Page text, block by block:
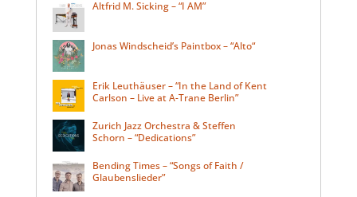
Altfrid M. Sicking – “I AM”
Jonas Windscheid’s Paintbox – “Alto“
Erik Leuthäuser – “In the Land of Kent
Carlson – Live at A-Trane Berlin”
Zurich Jazz Orchestra & Steffen
Schorn – “Dedications”
Bending Times – “Songs of Faith /
Glaubenslieder”